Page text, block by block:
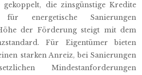
die zinsgünstige Kredite
energetische Sanierungen
der Förderung steigt mit dem
Für Eigentümer bieten
starken Anreiz, bei Sanierungen
Mindestanforderungen